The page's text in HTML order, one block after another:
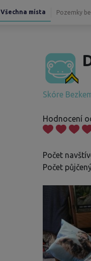
Všechna místa Pozemky
Skóre
Hodnocení
Počet
Počet